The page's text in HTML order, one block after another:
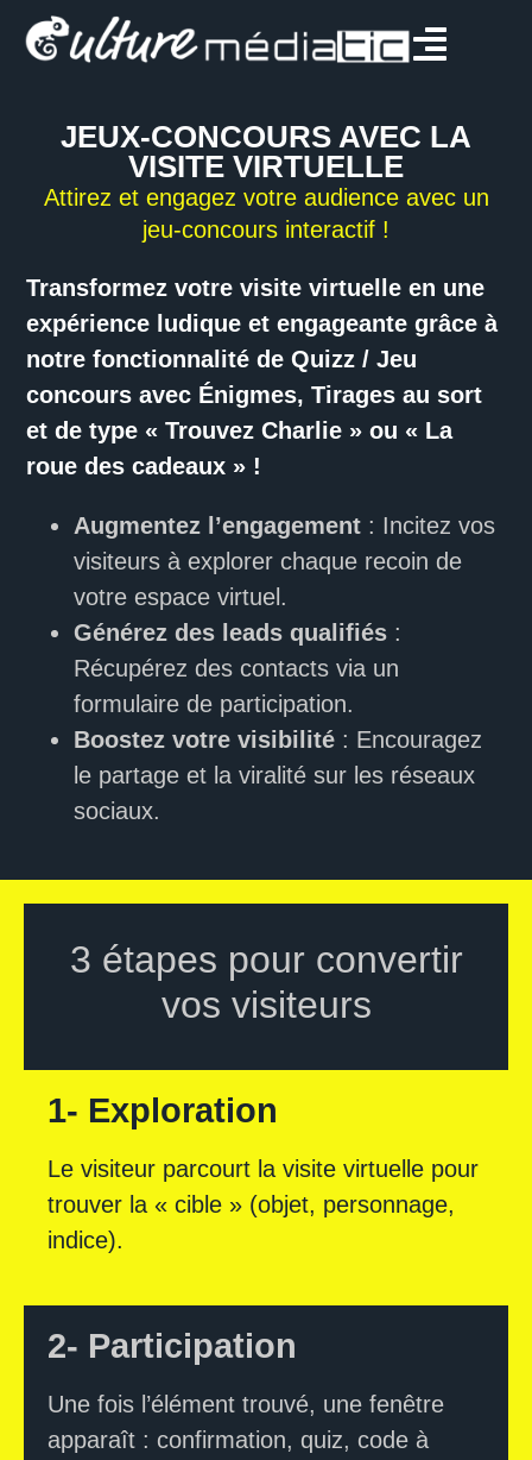
JEUX-CONCOURS AVEC LA
VISITE VIRTUELLE
Attirez et engagez votre audience avec un
jeu-concours interactif !
Transformez votre visite virtuelle en une
expérience ludique et engageante grâce à
notre fonctionnalité de Quizz / Jeu
concours avec Énigmes, Tirages au sort
et de type « Trouvez Charlie » ou « La
roue des cadeaux » !
Augmentez l’engagement : Incitez vos
visiteurs à explorer chaque recoin de
votre espace virtuel.
Générez des leads qualifiés :
Récupérez des contacts via un
formulaire de participation.
Boostez votre visibilité : Encouragez
le partage et la viralité sur les réseaux
sociaux.
3 étapes pour convertir
vos visiteurs
1- Exploration
Le visiteur parcourt la visite virtuelle pour
trouver la « cible » (objet, personnage,
indice).
2- Participation
Une fois l’élément trouvé, une fenêtre
apparaît : confirmation, quiz, code à